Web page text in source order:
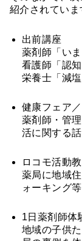
紹介されていま
出前講座
薬剤師「い
看護師「認知
栄養士「減
健康フェア
薬剤師・管
活に関する
ロコモ活動
薬局に地域
ォーキング等
1日薬剤師体
地域の子供